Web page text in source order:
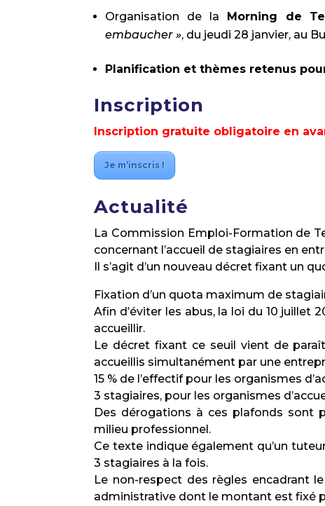
Organisation de la Morning de
embaucher », du jeudi 28 janvier, au
Planification et thèmes retenus
Inscription
Inscription gratuite obligatoire en
Je m’inscris !
Actualité
La Commission Emploi-Formation de
concernant l’accueil de stagiaires en
Il s’agit d’un nouveau décret fixant un
Fixation d’un quota maximum de
Afin d’éviter les abus, la loi du 10 juillet
accueillir.
Le décret fixant ce seuil vient de
accueillis simultanément par une
15 % de l’effectif pour les organismes
3 stagiaires, pour les organismes
Des dérogations à ces plafonds sont
milieu professionnel.
Ce texte indique également qu’un
3 stagiaires à la fois.
Le non-respect des règles encadrant
administrative dont le montant est fixé